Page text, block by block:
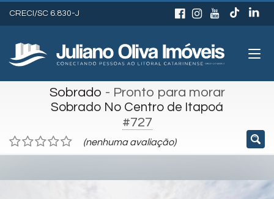
CRECI/SC 6.830-J
Sobrado - Pronto para morar
Sobrado No Centro de Itapoá
#727
(nenhuma avaliação)